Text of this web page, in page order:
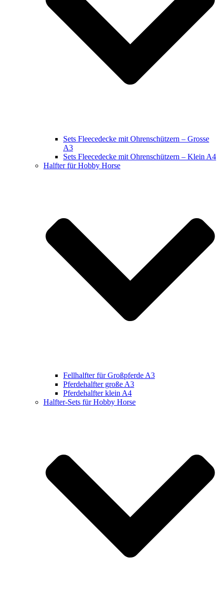
Sets Fleecedecke mit Ohrenschützern – Grosse
A3
Sets Fleecedecke mit Ohrenschützern – Klein A4
Halfter für Hobby Horse
Fellhalfter für Großpferde A3
Pferdehalfter große A3
Pferdehalfter klein A4
Halfter-Sets für Hobby Horse